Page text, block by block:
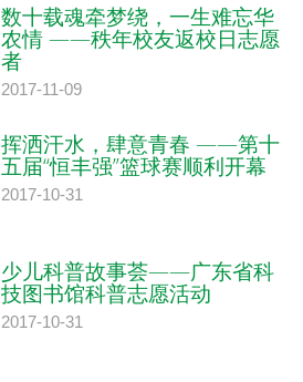
数十载魂牵梦绕，一生难忘华
农情 ——秩年校友返校日志愿
者
2017-11-09
挥洒汗水，肆意青春 ——第十
五届“恒丰强”篮球赛顺利开幕
2017-10-31
少儿科普故事荟——广东省科
技图书馆科普志愿活动
2017-10-31